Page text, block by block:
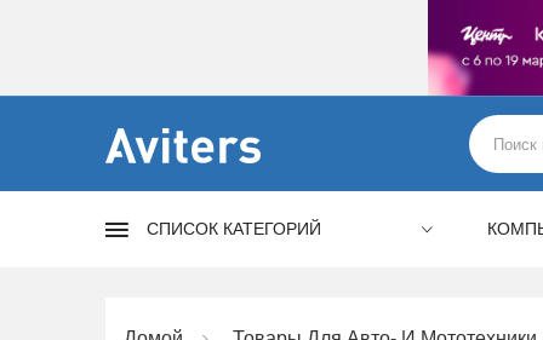
СПИСОК КАТЕГОРИЙ